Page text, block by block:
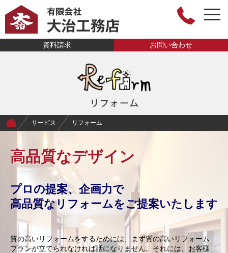
有限会社大治工
資料請求 お問い合わせ
サービス リフォーム
高品質なデザイン
プロの提案、企画力で
高品質なリフォームをご提案いたします
質の高いリフォームをするためには、まず質の高いリフォーム
プランが立てられなければ話になりません。それには、お客様